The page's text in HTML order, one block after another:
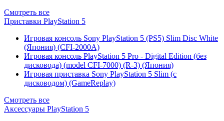
Смотреть все
Приставки PlayStation 5
Игровая консоль Sony PlayStation 5 (PS5) Slim Disc White
(Япония) (CFI-2000A)
Игровая консоль PlayStation 5 Pro - Digital Edition (без
дисковода) (model CFI-7000) (R-3) (Япония)
Игровая приставка Sony PlayStation 5 Slim (с
дисководом) (GameReplay)
Смотреть все
Аксессуары PlayStation 5